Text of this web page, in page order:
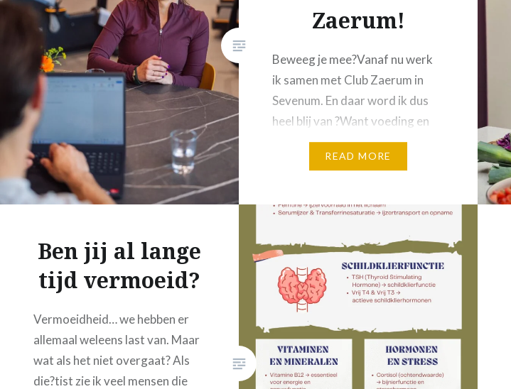
Zaerum!
Beweeg je mee?Vanaf nu werk
ik samen met Club Zaerum in
Sevenum. En daar word ik dus
heel blij van ?Want voeding en
beweging horen wat mij betreft
gewoon bij elkaar. Niet vanuit
Vanuit energie. Vanuit weer een
lijf.Daarom krijg je iets extra’s
als je met mij…
READ MORE
Ben jij al lange
tijd vermoeid?
Vermoeidheid… we hebben er
allemaal weleens last van. Maar
wat als het niet overgaat? Als
die?tist zie ik veel mensen die